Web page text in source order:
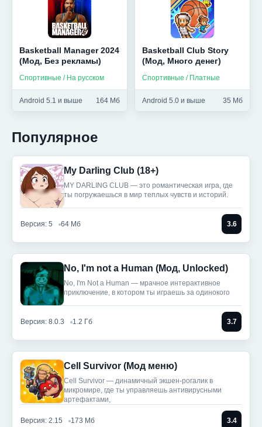
Basketball Manager 2024
(Мод, Без рекламы)
Спортивные / На русском
Android 5.1 и выше 164 Мб
Basketball Club Story
(Мод, Много денег)
Спортивные / Платные
Android 5.0 и выше 35 Мб
Популярное
My Darling Club (18+)
MY DARLING CLUB — это романтическая игра, где
ты погружаешься в мир теплых чувств и историй.
Версия: 5 64 Мб 3.6
No, I'm not a Human (Мод, Unlocked)
No, I'm Not a Human — мрачное интерактивное
приключение, в котором ты играешь за одинокого
Версия: 8.0.3 1.2 Гб 3.7
Cell Survivor (Мод меню)
Cell Survivor — динамичный экшен-рогалик в
микромире, где ты управляешь антивирусными
артефактами,
Версия: 2.15 173 Мб 3.4